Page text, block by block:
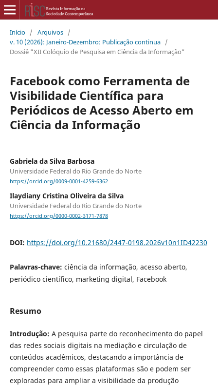
Início / Arquivos /
v. 10 (2026): Janeiro-Dezembro: Publicação continua /
Dossiê "XII Colóquio de Pesquisa em Ciência da Informação"
Facebook como Ferramenta de
Visibilidade Científica para
Periódicos de Acesso Aberto em
Ciência da Informação
Gabriela da Silva Barbosa
Universidade Federal do Rio Grande do Norte
https://orcid.org/0009-0001-4259-6362
Ilaydiany Cristina Oliveira da Silva
Universidade Federal do Rio Grande do Norte
https://orcid.org/0000-0002-3171-7878
DOI: https://doi.org/10.21680/2447-0198.2026v10n1ID42230
Palavras-chave: ciência da informação, acesso aberto,
periódico científico, marketing digital, Facebook
Resumo
Introdução: A pesquisa parte do reconhecimento do papel
das redes sociais digitais na mediação e circulação de
conteúdos acadêmicos, destacando a importância de
compreender como essas plataformas são e podem ser
exploradas para ampliar a visibilidade da produção